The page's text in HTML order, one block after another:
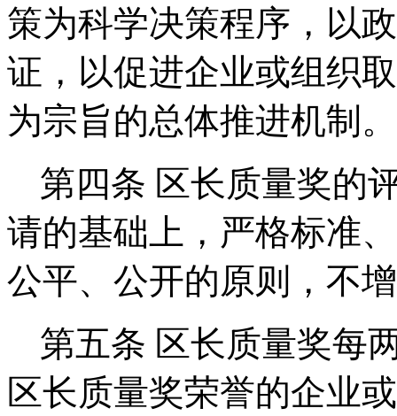
策为科学决策程序，以
证，以促进企业或组织
为宗旨的总体推进机制。
第四条 区长质量奖的
请的基础上，严格标准
公平、公开的原则，不
第五条 区长质量奖每
区长质量奖荣誉的企业